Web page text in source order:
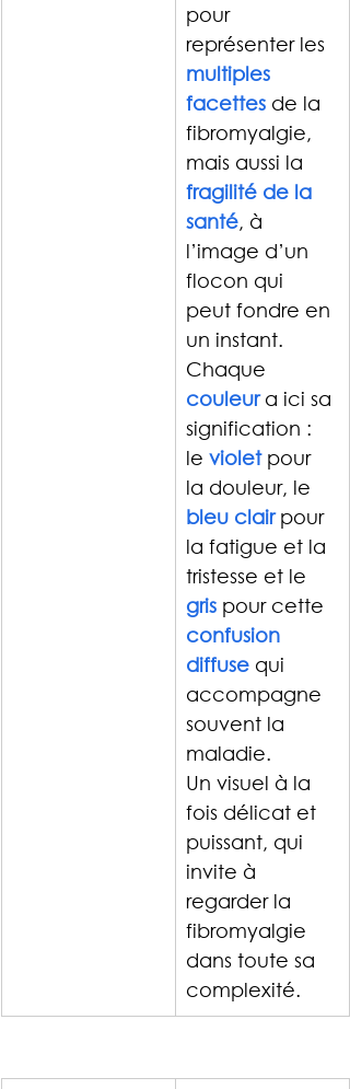
pour
représenter les
multiples
facettes de la
fibromyalgie,
mais aussi la
fragilité de la
santé, à
l’image d’un
flocon qui
peut fondre en
un instant.
Chaque
couleur a ici sa
signification :
le violet pour
la douleur, le
bleu clair pour
la fatigue et la
tristesse et le
gris pour cette
confusion
diffuse qui
accompagne
souvent la
maladie.
Un visuel à la
fois délicat et
puissant, qui
invite à
regarder la
fibromyalgie
dans toute sa
complexité.